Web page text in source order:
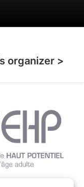
organizer >